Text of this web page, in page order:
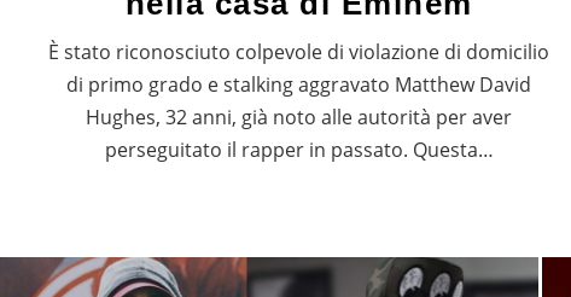
È stato riconosciuto colpevole di violazione di domicilio
di primo grado e stalking aggravato Matthew David
Hughes, 32 anni, già noto alle autorità per aver
perseguitato il rapper in passato. Questa…